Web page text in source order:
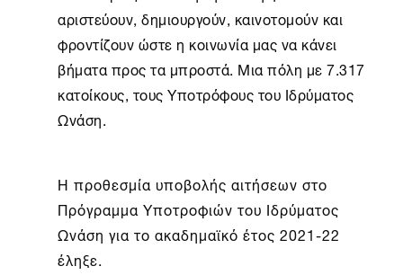
αριστεύουν, δημιουργούν, καινοτομούν και
φροντίζουν ώστε η κοινωνία μας να κάνει
βήματα προς τα μπροστά. Μια πόλη με 7.317
κατοίκους, τους Υποτρόφους του Ιδρύματος
Ωνάση.
Η προθεσμία υποβολής αιτήσεων στο
Πρόγραμμα Υποτροφιών του Ιδρύματος
Ωνάση για το ακαδημαϊκό έτος 2021-22
έληξε.